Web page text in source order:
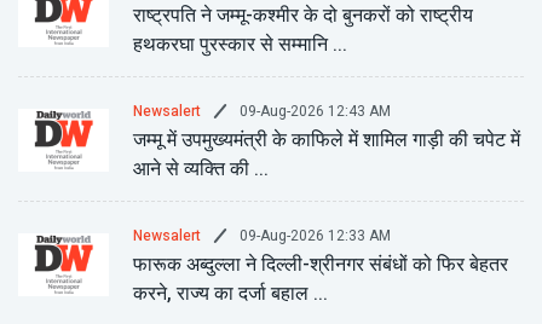
राष्ट्रपति ने जम्मू-कश्मीर के दो बुनकरों को राष्ट्रीय
हथकरघा पुरस्कार से सम्मानि ...
Newsalert 09-Aug-2026 12:43 AM
जम्मू में उपमुख्यमंत्री के काफिले में शामिल गाड़ी की चपेट में
आने से व्यक्ति की ...
Newsalert 09-Aug-2026 12:33 AM
फारूक अब्दुल्ला ने दिल्ली-श्रीनगर संबंधों को फिर बेहतर
करने, राज्य का दर्जा बहाल ...